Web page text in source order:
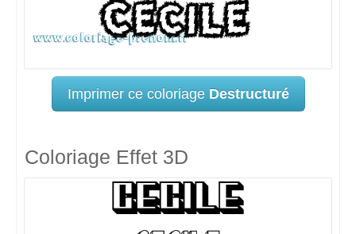
Imprimer ce coloriage Destructuré
Coloriage Effet 3D